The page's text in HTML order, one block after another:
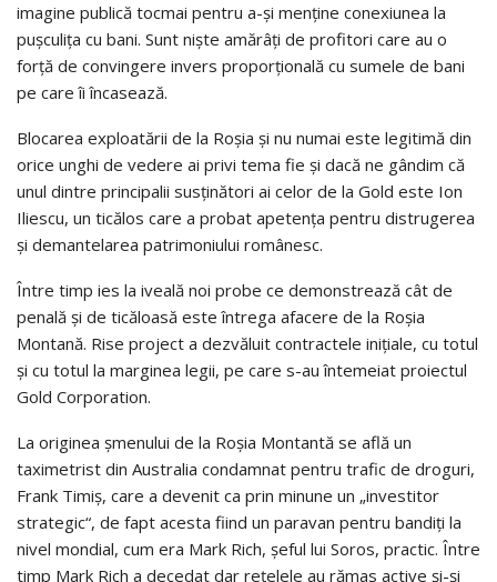
imagine publică tocmai pentru a-și menține conexiunea la
pușculița cu bani. Sunt niște amărâți de profitori care au o
forță de convingere invers proporțională cu sumele de bani
pe care îi încasează.
Blocarea exploatării de la Roșia și nu numai este legitimă din
orice unghi de vedere ai privi tema fie și dacă ne gândim că
unul dintre principalii susținători ai celor de la Gold este Ion
Iliescu, un ticălos care a probat apetența pentru distru­gerea
și demantelarea patrimoniului românesc.
Între timp ies la iveală noi probe ce demonstrează cât de
penală și de ticăloasă este întrega afacere de la Roșia
Montană. Rise project a dezvăluit contractele inițiale, cu totul
și cu totul la marginea legii, pe care s-au întemeiat proiectul
Gold Corporation.
La originea șmenului de la Roșia Montantă se află un
taximetrist din Australia condamnat pentru trafic de droguri,
Frank Timiș, care a devenit ca prin minune un „investitor
strategic“, de fapt acesta fiind un paravan pentru bandiți la
nivel mondial, cum era Mark Rich, șeful lui Soros, practic. Între
timp Mark Rich a decedat dar rețelele au rămas active și-și